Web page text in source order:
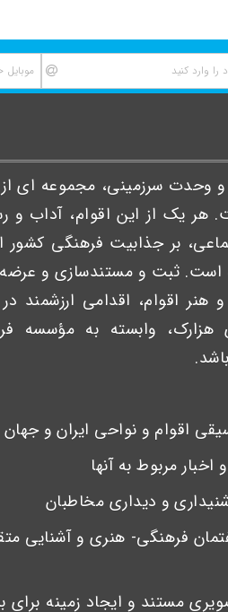
و وحدت سرزمینی، مجموعه ای
یک از این اقوام، آداب و
بر جذابیت فرهنگی کشور
ثبت و مستندسازی و عرضه
هنر اقوام، اقدامی ارزشمند
هزارک، وابسته به مؤسسه
فرهنگی- هنری و آشنایی
مستند و ایجاد زمینه برای